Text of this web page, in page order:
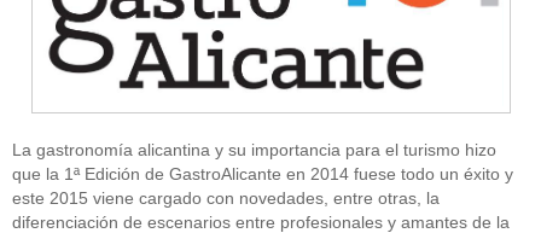
La gastronomía alicantina y su importancia para el turismo hizo
que la 1ª Edición de GastroAlicante en 2014 fuese todo un éxito y
este 2015 viene cargado con novedades, entre otras, la
diferenciación de escenarios entre profesionales y amantes de la